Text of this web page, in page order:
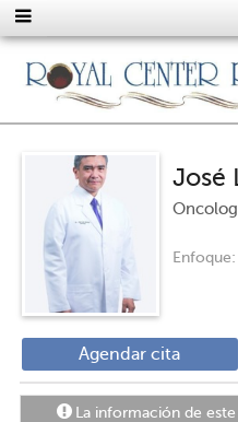
José
Enfoque:
Agendar cita
La información de